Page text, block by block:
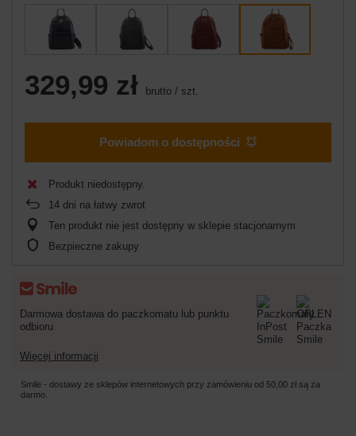
329,99 zł brutto / szt.
Powiadom o dostępności
Produkt niedostępny
14 dni na łatwy zwrot
Ten produkt nie jest dostępny w sklepie stacjonarnym
Bezpieczne zakupy
Darmowa dostawa do paczkomatu lub punktu
odbioru
Więcej informacji
Smile - dostawy ze sklepów internetowych przy zamówieniu od 50,00 zł są za
darmo.